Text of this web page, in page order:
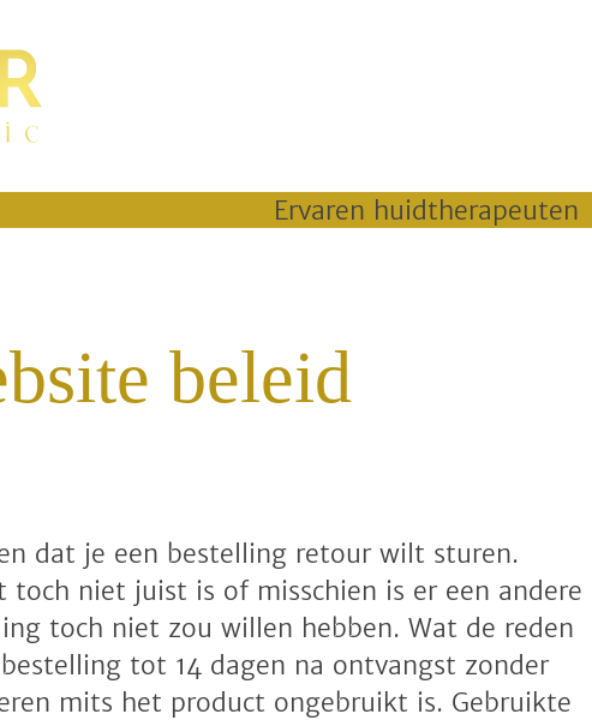
Ervaren huidtherapeuten
beleid
dat je een bestelling retour wilt sturen.
niet juist is of misschien is er een andere
toch niet zou willen hebben. Wat de reden
tot 14 dagen na ontvangst zonder
mits het product ongebruikt is. Gebruikte